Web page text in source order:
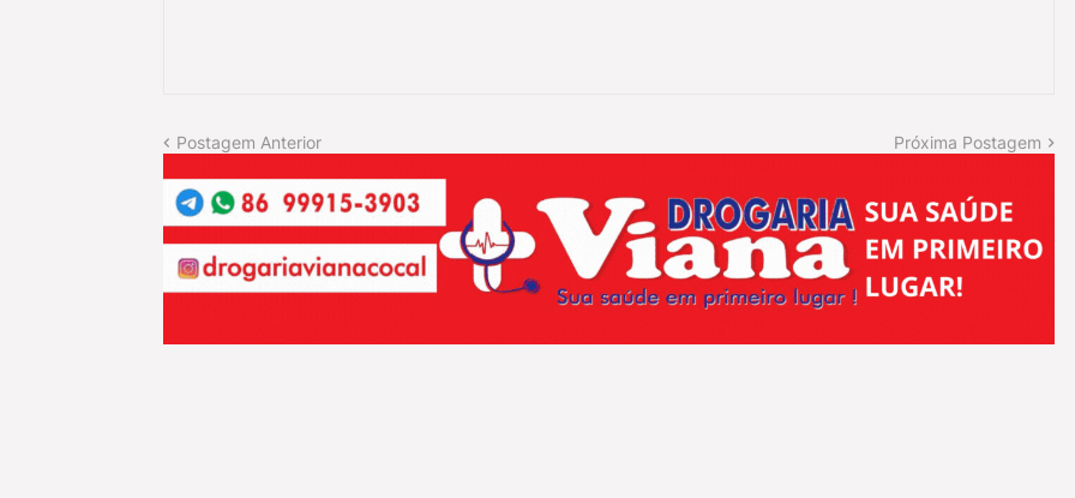
Postagem Anterior Próxima Postagem